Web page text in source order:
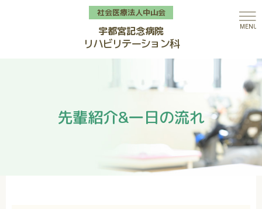
社会医療法人中山会
宇都宮記念病院
リハビリテーション科
私たちの特長
先輩紹介&一日の流れ